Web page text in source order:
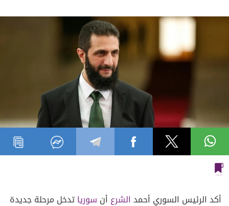
أكد الرئيس السوري أحمد الشرع أن سورياتدخل مرحلة جديدة